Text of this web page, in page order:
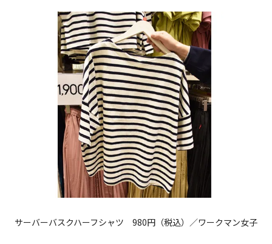
サーバーバスクハーフシャツ 980円（税込）／ワークマン女子